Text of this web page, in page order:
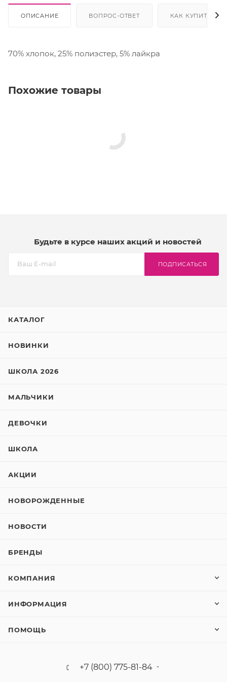
ОПИСАНИЕ ВОПРОС-ОТВЕТ КАК КУПИТЬ
70% хлопок, 25% полиэстер, 5% лайкра
Похожие товары
Будьте в курсе наших акций и новостей
ПОДПИСАТЬСЯ
КАТАЛОГ
НОВИНКИ
ШКОЛА 2026
МАЛЬЧИКИ
ДЕВОЧКИ
ШКОЛА
АКЦИИ
НОВОРОЖДЕННЫЕ
НОВОСТИ
БРЕНДЫ
КОМПАНИЯ
ИНФОРМАЦИЯ
ПОМОЩЬ
+7 (800) 775-81-84